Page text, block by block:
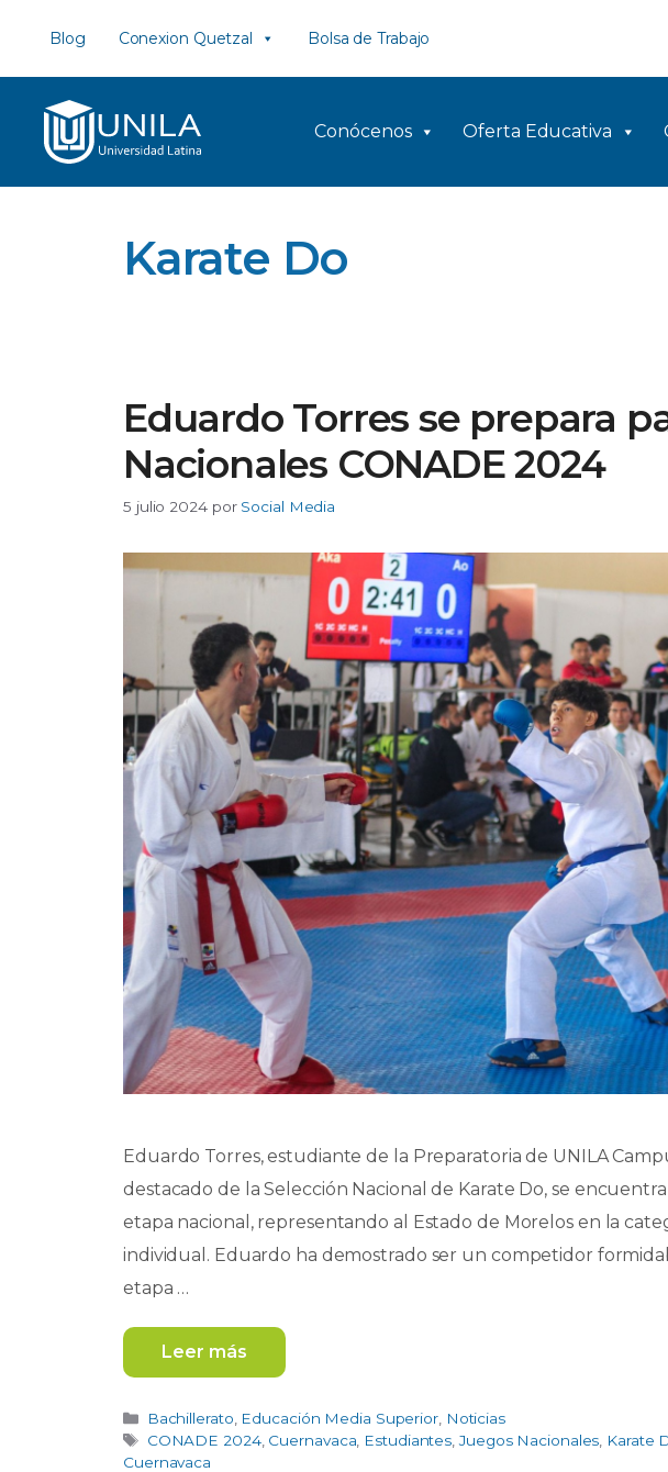
contenido
Blog Conexion Quetzal Bolsa de Trabajo
Conócenos Oferta Educativa
Karate Do
Eduardo Torres se prepara
Nacionales CONADE 2024
5 julio 2024 por Social Media
Eduardo Torres, estudiante de la Preparatoria de UNILA
destacado de la Selección Nacional de Karate Do, se
etapa nacional, representando al Estado de Morelos en la
individual. Eduardo ha demostrado ser un competidor
etapa …
Leer más
Categorías
Bachillerato Educación Media Superior, Noticias
Etiquetas
CONADE 2024, Cuernavaca Estudiantes ,Juegos Nacionales Karate
Cuernavaca